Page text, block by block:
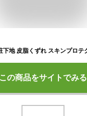
この商品をサイトでみる